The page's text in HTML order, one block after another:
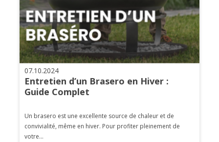
07.10.2024
Entretien d’un Brasero en Hiver :
Guide Complet
Un brasero est une excellente source de chaleur et de
convivialité, même en hiver. Pour profiter pleinement de
votre...